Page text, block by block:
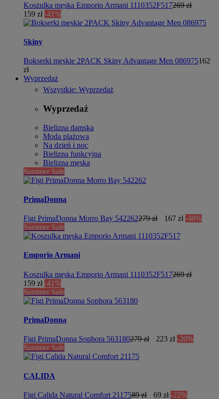
Koszulka męska Emporio Armani 1110352F517269 zł
159 zł -41%
Skiny
Bokserki męskie 2PACK Skiny Advantage Men 086975162
zł
Wyprzedaż
Wszystkie: Wyprzedaż
Wyprzedaż
Bielizna damska
Moda plażowa
Na dzień i noc
Bielizna funkcyjna
Bielizna męska
Summer Sale
PrimaDonna
Figi PrimaDonna Morro Bay 542262279 zł 167 zł -40%
Summer Sale
Emporio Armani
Koszulka męska Emporio Armani 1110352F517269 zł
159 zł -41%
Summer Sale
PrimaDonna
Figi PrimaDonna Sophora 563180279 zł 223 zł -20%
Summer Sale
CALIDA
Figi Calida Natural Comfort 2117589 zł 69 zł -22%